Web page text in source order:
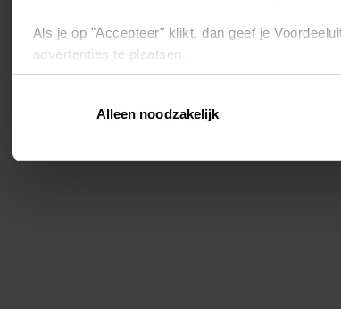
Als je op "Accepteer" klikt, dan geef je
advertenties te plaatsen.
Via "Cookie instellingen" kun je ook zelf
intrekken op onscookiebeleid.
Alleen noodzakelijk